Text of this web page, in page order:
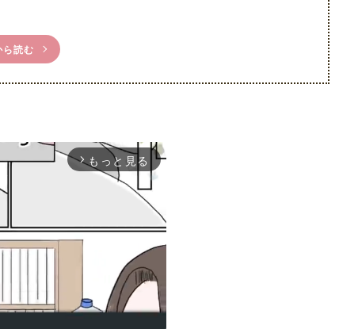
ら読む
arrow_forward_ios もっと見る